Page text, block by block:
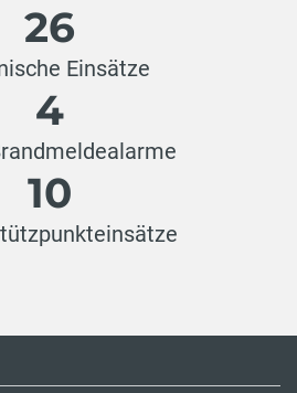
26
Einsätze
4
10